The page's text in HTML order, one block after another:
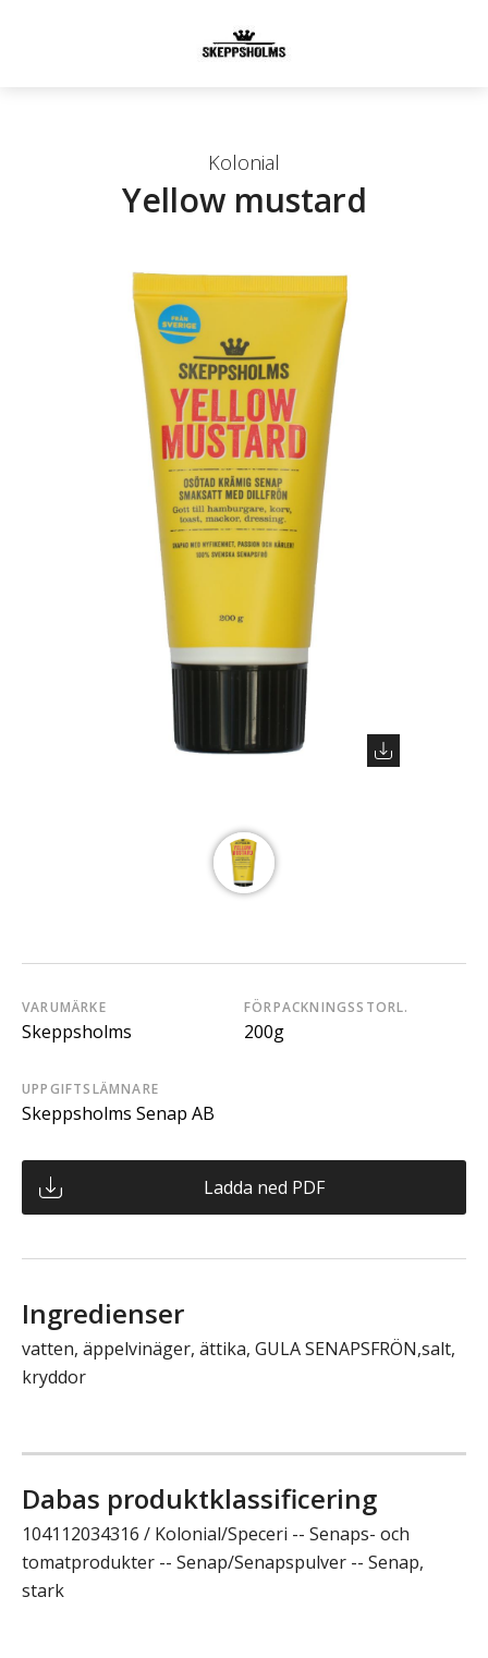
Kolonial
Yellow mustard
VARUMÄRKE
Skeppsholms
FÖRPACKNINGSSTORL.
200g
UPPGIFTSLÄMNARE
Skeppsholms Senap AB
Ladda ned PDF
Ingredienser
vatten, äppelvinäger, ättika, GULA SENAPSFRÖN,salt,
kryddor
Dabas produktklassificering
104112034316 / Kolonial/Speceri -- Senaps- och
tomatprodukter -- Senap/Senapspulver -- Senap,
stark